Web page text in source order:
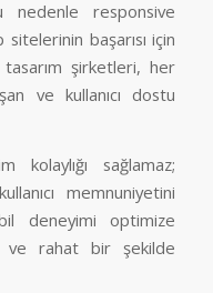
nedenle responsive
başarısı için
şirketleri, her
ve kullanıcı dostu
kolaylığı sağlamaz;
memnuniyetini
deneyimi optimize
ve rahat bir şekilde